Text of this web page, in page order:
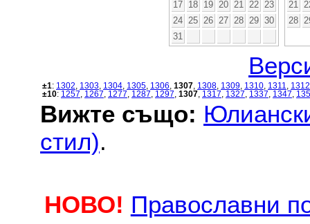
17
18 19 20 21 22
23
24
25 26 27 28 29 30
31
21
28
±1: 1302 1303 1304 1305 1306 1307 1308 1309 1310 1311
1312
±10: 1257 1267 1277 1287 1297 1307 1317 1327 1337 1347
Вижте също:
стил).
НОВО! Православни